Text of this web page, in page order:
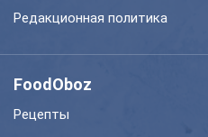
Редакционная политика
FoodOboz
Рецепты